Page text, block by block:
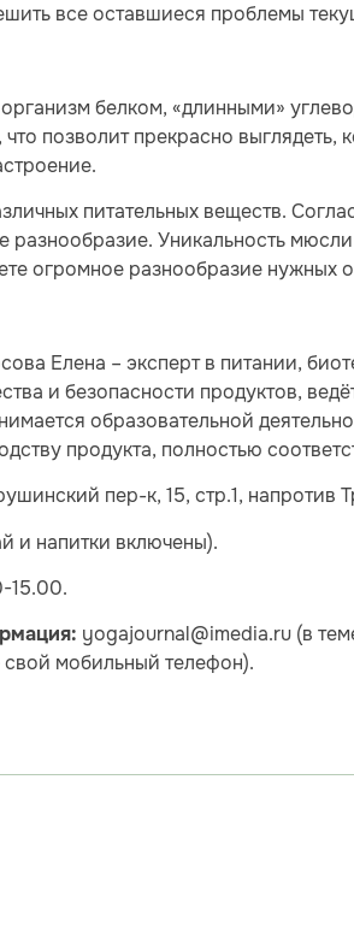
все оставшиеся проблемы
белком, «длинными»
позволит прекрасно выглядеть,
питательных веществ.
разнообразие. Уникальность
огромное разнообразие нужных
Елена – эксперт в питании,
и безопасности продуктов,
образовательной
продукта, полностью
пер-к, 15, стр.1, напротив
и напитки включены).
15.00.
yogajournal@imedia.ru (в
свой мобильный телефон).